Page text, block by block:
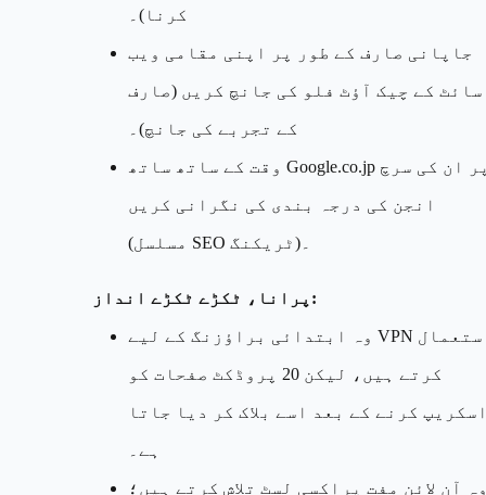
کرنا)۔
جاپانی صارف کے طور پر اپنی مقامی ویب
سائٹ کے چیک آؤٹ فلو کی جانچ کریں (صارف
کے تجربے کی جانچ)۔
وقت کے ساتھ ساتھ Google.co.jp پر ان کی سرچ
انجن کی درجہ بندی کی نگرانی کریں
(مسلسل SEO ٹریکنگ)۔
پرانا، ٹکڑے ٹکڑے انداز:
وہ ابتدائی براؤزنگ کے لیے VPN استعمال
کرتے ہیں، لیکن 20 پروڈکٹ صفحات کو
کرنے کے بعد اسے بلاک کر دیا جاتا
ہے۔
آن لائن مفت پراکسی لسٹ تلاش کرتے ہیں؛